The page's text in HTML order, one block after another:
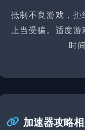
抵制不良游戏，
上当受骗。适度
时
加速器攻略